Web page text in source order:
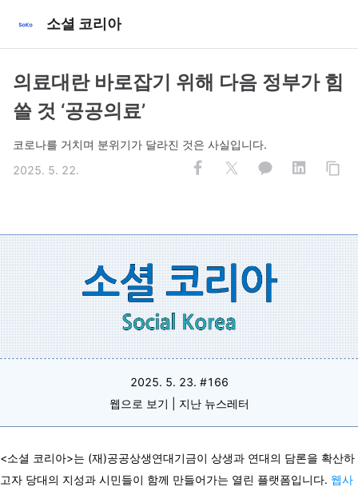
소셜 코리아
의료대란 바로잡기 위해 다음 정부가 힘
쓸 것 ‘공공의료’
코로나를 거치며 분위기가 달라진 것은 사실입니다.
2025. 5. 22.
2025. 5. 23. #166
웹으로 보기
지난 뉴스레터
<소셜 코리아>는 (재)공공상생연대기금이 상생과 연대의 담론을 확산하
고자 당대의 지성과 시민들이 함께 만들어가는 열린 플랫폼입니다. 웹사